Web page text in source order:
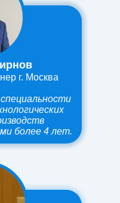
более 4 лет.
г. Москва